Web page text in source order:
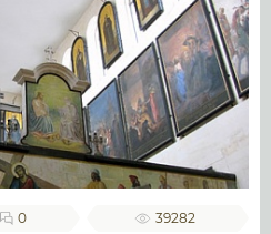
0 39282